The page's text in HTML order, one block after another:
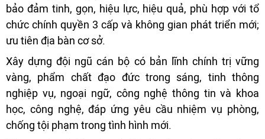
bảo đảm tinh, gọn, hiệu lực, hiệu quả, phù hợp với tổ
chức chính quyền 3 cấp và không gian phát triển mới;
ưu tiên địa bàn cơ sở.
Xây dựng đội ngũ cán bộ có bản lĩnh chính trị vững
vàng, phẩm chất đạo đức trong sáng, tinh thông
nghiệp vụ, ngoại ngữ, công nghệ thông tin và khoa
học, công nghệ, đáp ứng yêu cầu nhiệm vụ phòng,
chống tội phạm trong tình hình mới.